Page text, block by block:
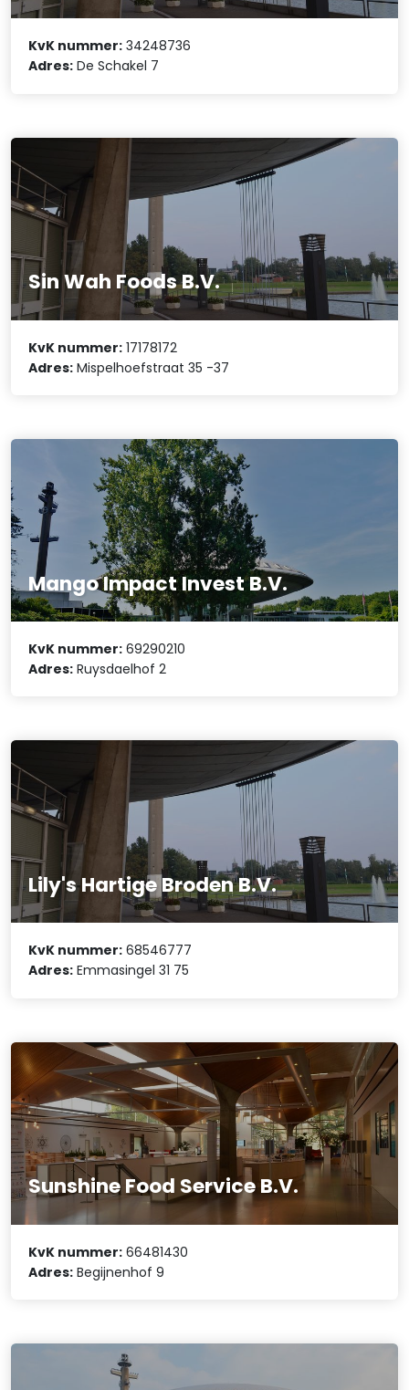
KvK nummer: 34248736
Adres: De Schakel 7
Sin Wah Foods B.V.
KvK nummer: 17178172
Adres: Mispelhoefstraat 35 -37
Mango Impact Invest B.V.
KvK nummer: 69290210
Adres: Ruysdaelhof 2
Lily's Hartige Broden B.V.
KvK nummer: 68546777
Adres: Emmasingel 31 75
Sunshine Food Service B.V.
KvK nummer: 66481430
Adres: Begijnenhof 9